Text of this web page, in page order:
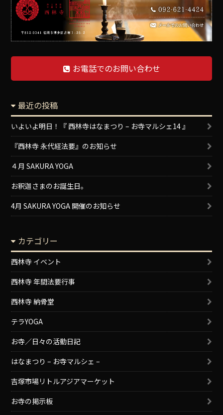
お電話でのお問い合わせ
最近の投稿
いよいよ明日！『 西林寺はなまつり – お寺マルシェ14 』
『西林寺 永代経法要』のお知らせ
４月 SAKURA YOGA
お釈迦さまのお誕生日。
4月 SAKURA YOGA 開催のお知らせ
カテゴリー
西林寺 イベント
西林寺 年間法要行事
西林寺 納骨堂
テラYOGA
お寺／日々の活動日記
はなまつり – お寺マルシェ –
吉塚市場リトルアジアマーケット
お寺の掲示板